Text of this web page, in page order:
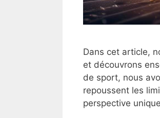
Dans cet article,
et découvrons
de sport, nous
repoussent les
perspective